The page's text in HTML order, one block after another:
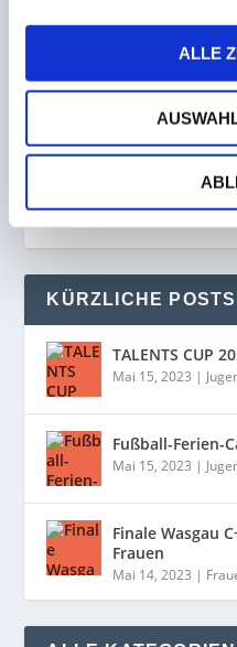
ALLE
Aus beruflichen
4. Januar 2023
KÜRZLICHE POSTS
TALENTS CUP
Mai 15, 2023 |
Fußball-Ferien-
Mai 15, 2023 |
Finale Wasgau
Frauen
Mai 14, 2023 |